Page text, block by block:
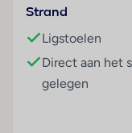
bibliotheek. Wie
parkeerterrein
beschikbare
dienst,
muntwasserette.
Strand
Ligstoelen
Direct aan het
gelegen